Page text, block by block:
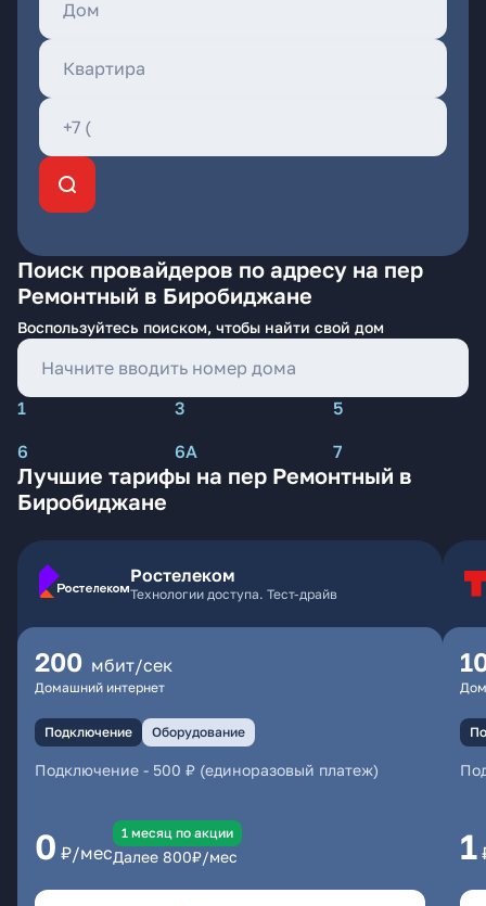
Поиск провайдеров по адресу на пер
Ремонтный в Биробиджане
Воспользуйтесь поиском, чтобы найти свой дом
1 3
5
6
6А 7
Лучшие тарифы на пер Ремонтный в
Биробиджане
Ростелеком
Технологии доступа. Тест-драйв
200 мбит/сек
Домашний интернет
Подключение Оборудование
Подключение - 500 ₽ (единоразовый платеж)
0 ₽/мес
1 месяц по акции
Далее 800₽/мес 1